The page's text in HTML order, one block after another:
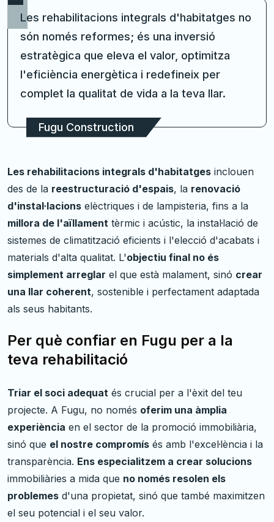
Les rehabilitacions integrals d'habitatges no
són només reformes; és una inversió
estratègica que eleva el valor, optimitza
l'eficiència energètica i redefineix per
complet la qualitat de vida a la teva llar.
Fugu Construction
Les rehabilitacions integrals d'habitatges inclouen
des de la reestructuració d'espais, la renovació
d'instal·lacions elèctriques i de lampisteria, fins a la
millora de l'aïllament tèrmic i acústic, la instal·lació de
sistemes de climatització eficients i l'elecció d'acabats i
materials d'alta qualitat. L'objectiu final no és
simplement arreglar el que està malament, sinó crear
una llar coherent, sostenible i perfectament adaptada
als seus habitants.
Per què confiar en Fugu per a la
teva rehabilitació
Triar el soci adequat és crucial per a l'èxit del teu
projecte. A Fugu, no només oferim una àmplia
experiència en el sector de la promoció immobiliària,
sinó que el nostre compromís és amb l'excel·lència i la
transparència. Ens especialitzem a crear solucions
immobiliàries a mida que no només resolen els
problemes d'una propietat, sinó que també maximitzen
el seu potencial i el seu valor.